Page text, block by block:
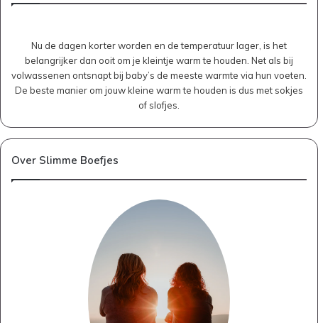
Nu de dagen korter worden en de temperatuur lager, is het
belangrijker dan ooit om je kleintje warm te houden. Net als bij
volwassenen ontsnapt bij baby’s de meeste warmte via hun voeten.
De beste manier om jouw kleine warm te houden is dus met sokjes
of slofjes.
Over Slimme Boefjes